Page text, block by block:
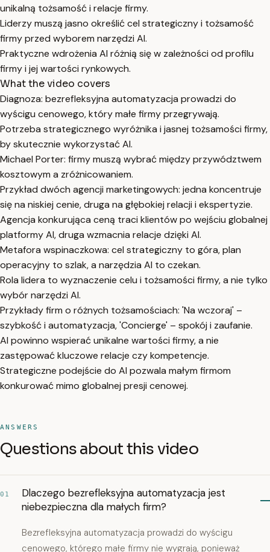
unikalną tożsamość i relacje firmy.
Liderzy muszą jasno określić cel strategiczny i tożsamość
firmy przed wyborem narzędzi AI.
Praktyczne wdrożenia AI różnią się w zależności od profilu
firmy i jej wartości rynkowych.
What the video covers
Diagnoza: bezrefleksyjna automatyzacja prowadzi do
wyścigu cenowego, który małe firmy przegrywają.
Potrzeba strategicznego wyróżnika i jasnej tożsamości firmy,
by skutecznie wykorzystać AI.
Michael Porter: firmy muszą wybrać między przywództwem
kosztowym a zróżnicowaniem.
Przykład dwóch agencji marketingowych: jedna koncentruje
się na niskiej cenie, druga na głębokiej relacji i ekspertyzie.
Agencja konkurująca ceną traci klientów po wejściu globalnej
platformy AI, druga wzmacnia relacje dzięki AI.
Metafora wspinaczkowa: cel strategiczny to góra, plan
operacyjny to szlak, a narzędzia AI to czekan.
Rola lidera to wyznaczenie celu i tożsamości firmy, a nie tylko
wybór narzędzi AI.
Przykłady firm o różnych tożsamościach: 'Na wczoraj' –
szybkość i automatyzacja, 'Concierge' – spokój i zaufanie.
AI powinno wspierać unikalne wartości firmy, a nie
zastępować kluczowe relacje czy kompetencje.
Strategiczne podejście do AI pozwala małym firmom
konkurować mimo globalnej presji cenowej.
ANSWERS
Questions about this video
01
Dlaczego bezrefleksyjna automatyzacja jest
niebezpieczna dla małych firm?
Bezrefleksyjna automatyzacja prowadzi do wyścigu
cenowego, którego małe firmy nie wygrają, ponieważ